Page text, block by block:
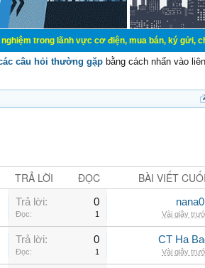
vực cơ điện, mua bán, ký gửi, cho thuê
câu hỏi thường gặp bằng cách nhấn vào
TRẢ LỜI ĐỌC BÀI VIẾT CUỐI
Trả lời: 0
Đọc: 1 Vài giây
Trả lời: 0
Đọc: 1
CT Ha
Vài giây